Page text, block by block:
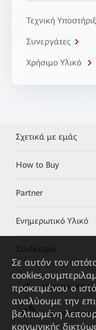
Τεχνική
Συνεργάτες
Χρήσιμο Υλικό
Σχετικά με εμάς
How to Buy
Partner
Ενημερωτικό Υλικό
Σύνδεσμοι
HUAWEI eKit
Huawei HiKnow
Σε αυτόν τον
προκειμένου ο
αναλύουμε την
βελτιωμένη
κοινωνικής